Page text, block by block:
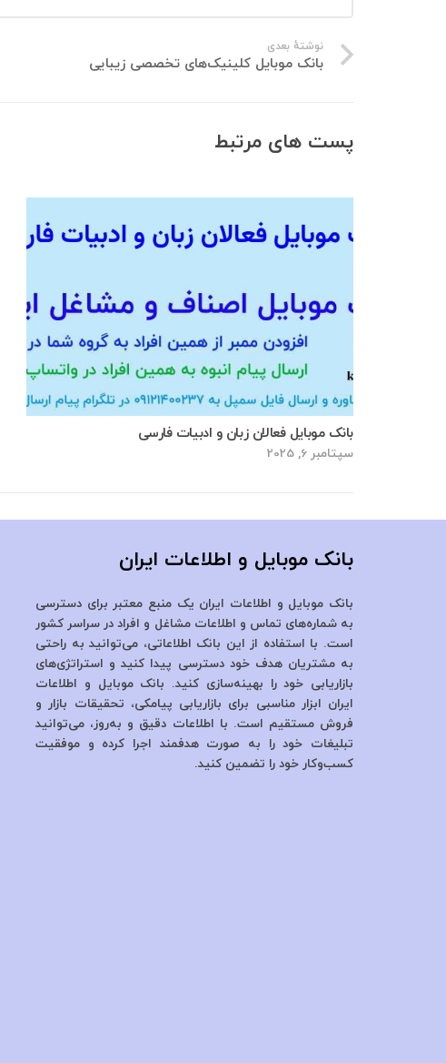
نوشتهٔ بعدی
بانک موبایل کلینیک‌های تخصصی زیبایی
پست های مرتبط
بانک موبایل فعالان زبان و ادبیات فارسی
سپتامبر 6, 2025
بانک موبایل و اطلاعات ایران
بانک موبایل و اطلاعات ایران یک منبع معتبر برای دسترسی
به شماره‌های تماس و اطلاعات مشاغل و افراد در سراسر کشور
است. با استفاده از این بانک اطلاعاتی، می‌توانید به راحتی
به مشتریان هدف خود دسترسی پیدا کنید و استراتژی‌های
بازاریابی خود را بهینه‌سازی کنید. بانک موبایل و اطلاعات
ایران ابزار مناسبی برای بازاریابی پیامکی، تحقیقات بازار و
فروش مستقیم است. با اطلاعات دقیق و به‌روز، می‌توانید
تبلیغات خود را به صورت هدفمند اجرا کرده و موفقیت
کسب‌وکار خود را تضمین کنید.